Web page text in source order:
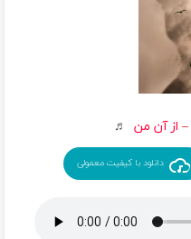
– از آن من ♬
دانلود با کیفیت معمولی